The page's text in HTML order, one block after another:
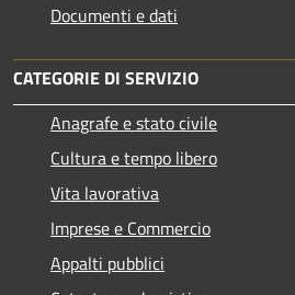
Documenti e dati
CATEGORIE DI SERVIZIO
Anagrafe e stato civile
Cultura e tempo libero
Vita lavorativa
Imprese e Commercio
Appalti pubblici